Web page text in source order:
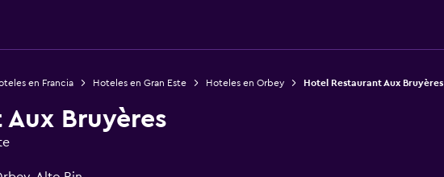
en Francia Hoteles en Gran Este Hoteles en Orbey Hotel Restaurant Aux Bruyères
Bruyères